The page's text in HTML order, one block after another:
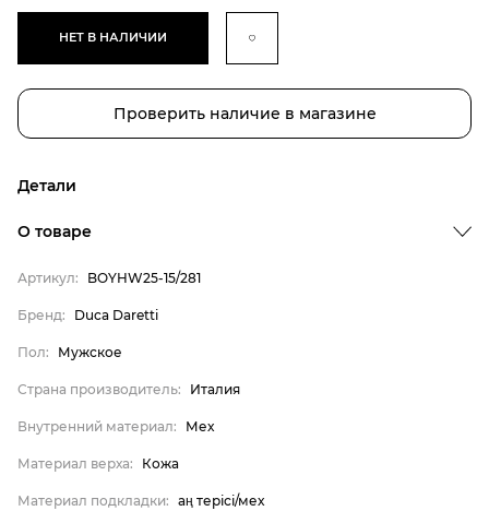
НЕТ В НАЛИЧИИ
Проверить наличие в магазине
Детали
Бренд
Пол
Страна производитель
Внутренний материал
Материал верха
Материал подкладки
О товаре
Артикул: BOYHW25-15/281
Бренд: Duca Daretti
Пол: Мужское
Страна производитель: Италия
Внутренний материал: Мех
Материал верха: Кожа
Материал подкладки: аң терісі/мех